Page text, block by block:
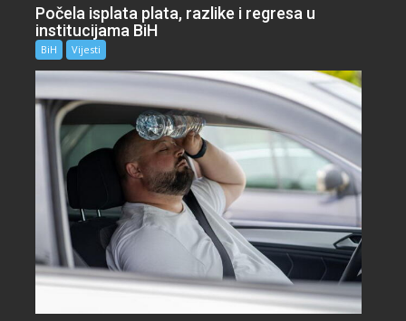
Počela isplata plata, razlike i regresa u
institucijama BiH
BiH Vijesti